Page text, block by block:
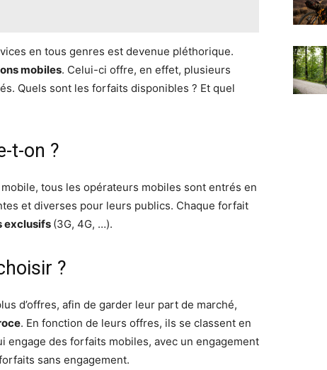
en tous genres est devenue pléthorique.
mobiles. Celui-ci offre, en effet, plusieurs
Quels sont les forfaits disponibles ? Et quel
t-on ?
tous les opérateurs mobiles sont entrés en
et diverses pour leurs publics. Chaque forfait
exclusifs (3G, 4G, …).
?
d’offres, afin de garder leur part de marché,
. En fonction de leurs offres, ils se classent en
des forfaits mobiles, avec un engagement
sans engagement.